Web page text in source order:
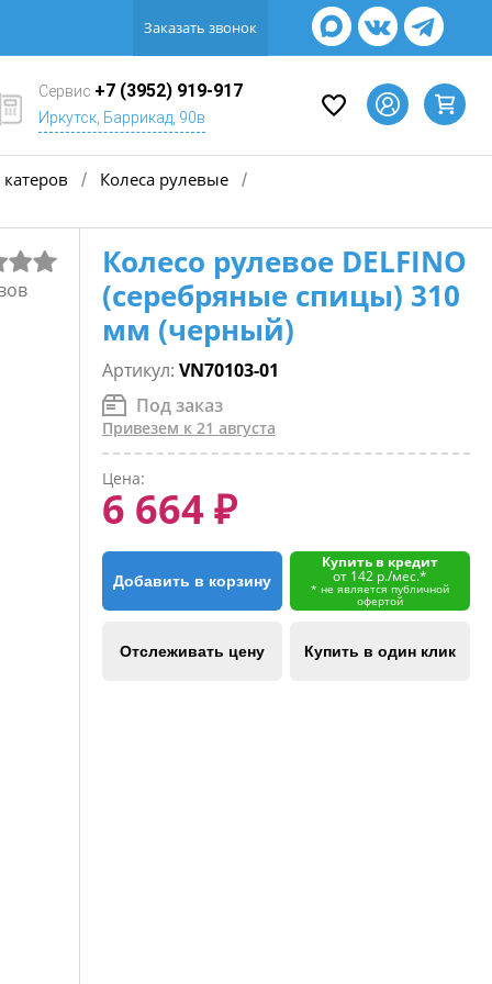
Заказать звонок
Сервис +7 (3952) 919-917
Иркутск, Баррикад, 90в
/ Колеса рулевые /
Колесо рулевое DELFINO
(серебряные спицы) 310
мм (черный)
Артикул: VN70103-01
Под заказ
Привезем к 21 августа
Цена:
6 664 ₽
Добавить в корзину
Купить в кредит
от 142 р./мес.*
* не является публичной
офертой
Отслеживать цену Купить в один клик